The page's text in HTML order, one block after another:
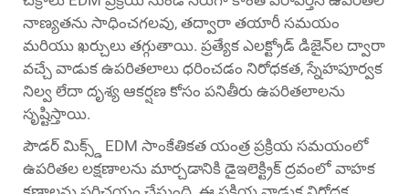
నాణ్యతను సాధించగలవు, తద్వారా తయారీ సమయం
మరియు ఖర్చులు తగ్గుతాయి. ప్రత్యేక ఎలక్ట్రోడ్ డిజైన్‌ల ద్వారా
వచ్చే వాడుక ఉపరితలాలు ధరించడం నిరోధకత, స్నేహపూర్వక
నిల్వ లేదా దృశ్య ఆకర్షణ కోసం పనితీరు ఉపరితలాలను
సృష్టిస్తాయి.
పౌడర్ మిక్స్డ్ EDM సాంకేతికత యంత్ర ప్రక్రియ సమయంలో
ఉపరితల లక్షణాలను మార్చడానికి డైఇలెక్ట్రిక్ ద్రవంలో వాహక